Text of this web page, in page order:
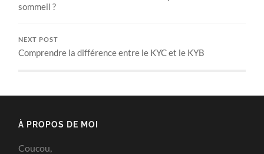
sommeil ?
NEXT POST
Comprendre la différence entre le KYC et le KYB
À PROPOS DE MOI
Coucou,